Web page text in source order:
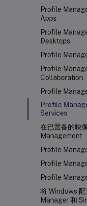
Profile
Apps
Profile
Desktops
Profile
Profile
Collaboration
Profile
Profile
Services
在已置备的映
Management
Profile
Profile
Profile
将 Windows
Manager 和